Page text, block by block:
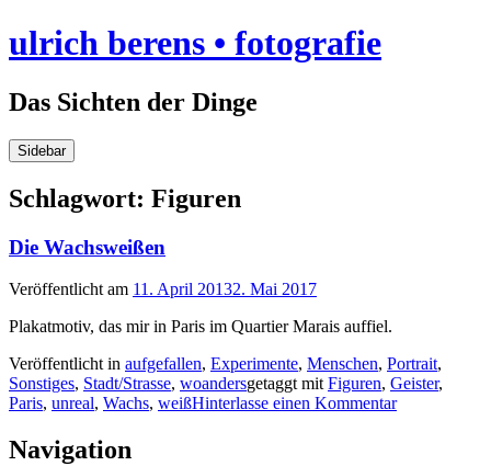
Skip
to
ulrich berens • fotografie
Das Sichten der Dinge
Sidebar
Schlagwort: Figuren
Die Wachsweißen
Veröffentlicht am 11. April 20132. Mai 2017
Plakatmotiv, das mir in Paris im Quartier Marais auffiel.
Veröffentlicht in aufgefallen, Experimente, Menschen, Portrait,
Sonstiges, Stadt/Strasse, woandersgetaggt mit Figuren, Geister,
Paris, unreal, Wachs, weißHinterlasse einen Kommentar
Navigation